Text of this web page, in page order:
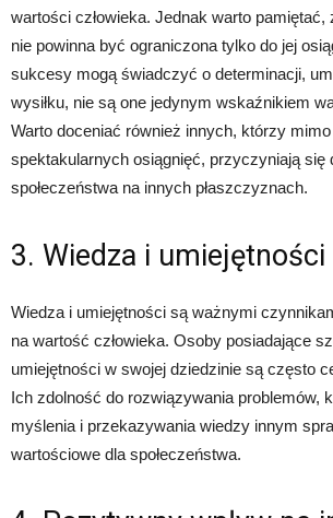
wartości człowieka. Jednak warto
nie powinna być ograniczona tylko do jej
sukcesy mogą świadczyć o determinacji,
wysiłku, nie są one jedynym wskaźnikiem
Warto doceniać również innych, którzy
spektakularnych osiągnięć, przyczyniają się
społeczeństwa na innych płaszczyznach.
3. Wiedza i umiejętności
Wiedza i umiejętności są ważnymi
na wartość człowieka. Osoby posiadające
umiejętności w swojej dziedzinie są często
Ich zdolność do rozwiązywania problemów,
myślenia i przekazywania wiedzy innym
wartościowe dla społeczeństwa.